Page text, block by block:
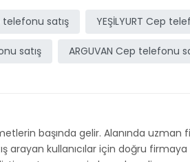
telefonu satış YEŞİLYURT Cep
satış ARGUVAN Cep telefonu
başında gelir. Alanında
arayan kullanıcılar için doğru